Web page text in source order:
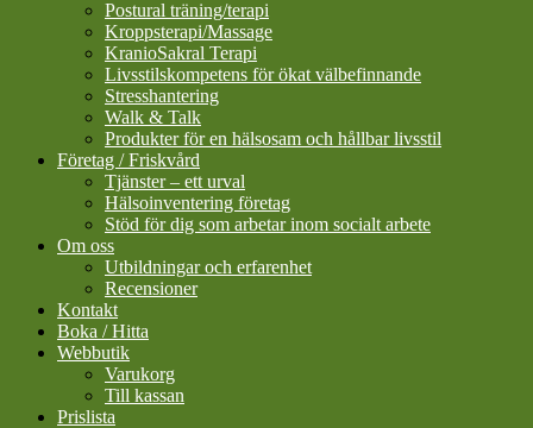
Postural träning/terapi
Kroppsterapi/Massage
KranioSakral Terapi
Livsstilskompetens för ökat välbefinnande
Stresshantering
Walk & Talk
Produkter för en hälsosam och hållbar livsstil
Företag / Friskvård
Tjänster – ett urval
Hälsoinventering företag
Stöd för dig som arbetar inom socialt arbete
Om oss
Utbildningar och erfarenhet
Recensioner
Kontakt
Boka / Hitta
Webbutik
Varukorg
Till kassan
Prislista